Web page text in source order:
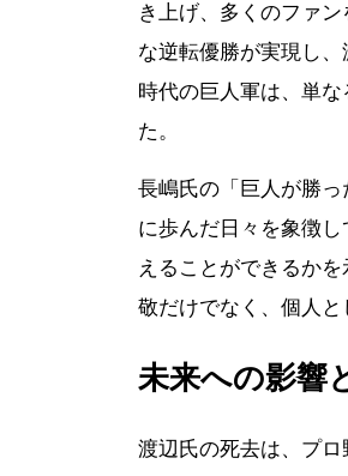
き上げ、多くのファ
な逆転優勝が実現し
時代の巨人軍は、単
た。
長嶋氏の「巨人が勝
に歩んだ日々を象徴
えることができるか
敬だけでなく、個人と
未来への影響
渡辺氏の死去は、プ